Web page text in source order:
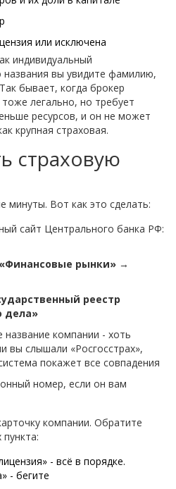
или исключена
индивидуальный
вы увидите фамилию,
бывает, когда брокер
легально, но требует
ресурсов, и он не может
крупная страховая.
страховую
минуты. Вот как это сделать:
сайт Центрального банка РФ:
«Финансовые рынки» →
реестр
дела»
название компании - хоть
вы слышали «Росгосстрах»,
покажет все совпадения
номер, если он вам
компании. Обратите
- всё в порядке.
- бегите